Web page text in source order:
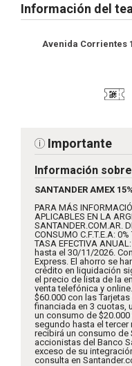
Información del
Avenida Corrientes
Importante
Información
SANTANDER AMEX
PARA MÁS
APLICABLES EN LA
SANTANDER.COM.AR.
CONSUMO C.F.T.E.A:
TASA EFECTIVA
hasta el 30/11/2026.
Express. El ahorro se
crédito en liquidación
el precio de lista de la
venta telefónica y
$60.000 con las
financiada en 3 cuotas,
un consumo de
segundo hasta el tercer
recibirá un consumo de
accionistas del Banco
exceso de su
consulta en